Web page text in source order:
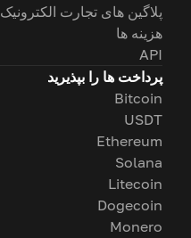
پلاگین های تجارت الکترونیک
هزینه ها
API
پرداخت ها را بپذیرید
Bitcoin
USDT
Ethereum
Solana
Litecoin
Dogecoin
Monero